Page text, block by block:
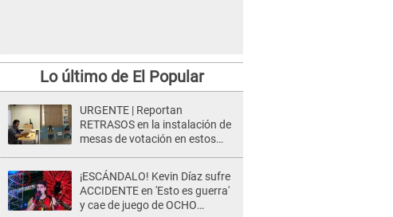
Lo último de El Popular
URGENTE | Reportan
RETRASOS en la instalación de
mesas de votación en estos
¡ESCÁNDALO! Kevin Díaz sufre
ACCIDENTE en 'Esto es guerra'
y cae de juego de OCHO